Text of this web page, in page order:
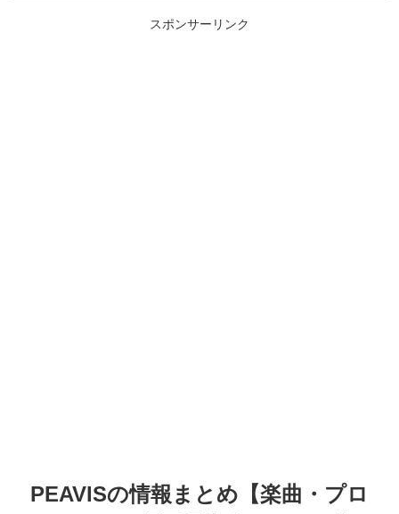
スポンサーリンク
PEAVISの情報まとめ【楽曲・プロ